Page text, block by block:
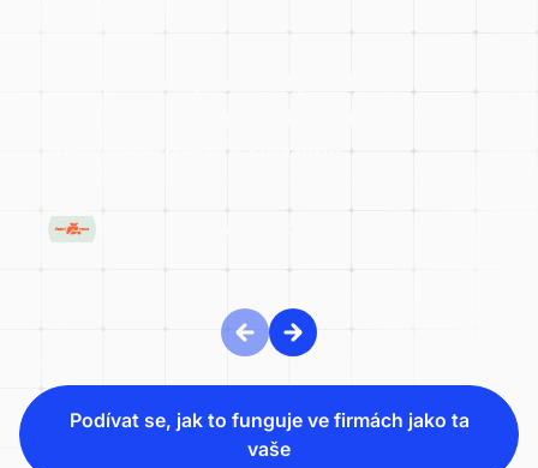
Podívat se, jak to funguje ve firmách jako ta
vaše